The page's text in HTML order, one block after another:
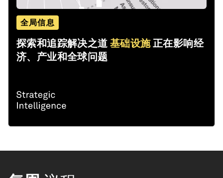
全局信息
探索和追踪解决之道基础设施正在影响经
济、产业和全球问题